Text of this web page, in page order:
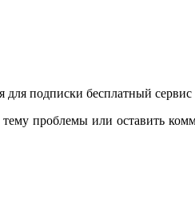
подписки бесплатный
проблемы или оставить